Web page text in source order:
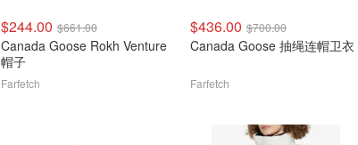
$244.00 $661.00
Canada Goose Rokh Venture
帽子
Farfetch
$436.00 $700.00
Canada Goose 抽绳连帽卫衣
Farfetch